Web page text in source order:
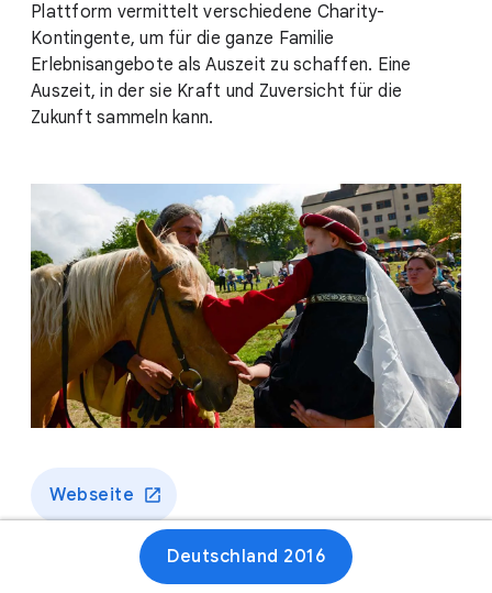
Plattform vermittelt verschiedene Charity-
Kontingente, um für die ganze Familie
Erlebnisangebote als Auszeit zu schaffen. Eine
Auszeit, in der sie Kraft und Zuversicht für die
Zukunft sammeln kann.
Webseite
Deutschland 2016